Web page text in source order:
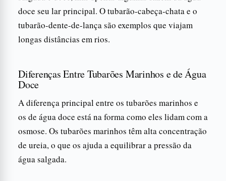
doce seu lar principal. O tubarão-cabeça-chata e o
tubarão-dente-de-lança são exemplos que viajam
longas distâncias em rios.
Diferenças Entre Tubarões Marinhos e de Água
Doce
A diferença principal entre os tubarões marinhos e
os de água doce está na forma como eles lidam com a
osmose. Os tubarões marinhos têm alta concentração
de ureia, o que os ajuda a equilibrar a pressão da
água salgada.